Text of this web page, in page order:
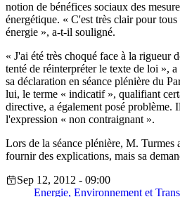
notion de bénéfices sociaux des
énergétique. « C'est très clair pour
énergie », a-t-il souligné.
« J'ai été très choqué face à la rigueur
tenté de réinterpréter le texte de loi »,
sa déclaration en séance plénière du
lui, le terme « indicatif », qualifiant
directive, a également posé problème.
l'expression « non contraignant ».
Lors de la séance plénière, M.
fournir des explications, mais sa
Sep 12, 2012 - 09:00
Energie, Environnement et